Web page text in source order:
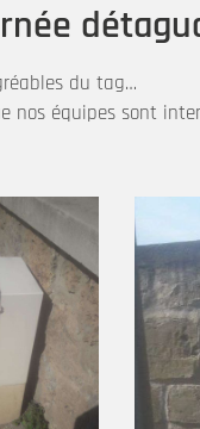
du tag…
nos équipes sont